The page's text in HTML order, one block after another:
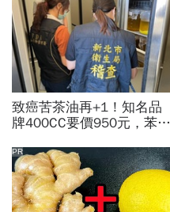
致癌苦茶油再+1！知名品
牌400CC要價950元，苯駢
怎麼退貨？5家問題油廠最
新進度
PR